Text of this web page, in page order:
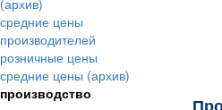
(архив)
средние цены
производителей
розничные цены
средние цены (архив)
производство